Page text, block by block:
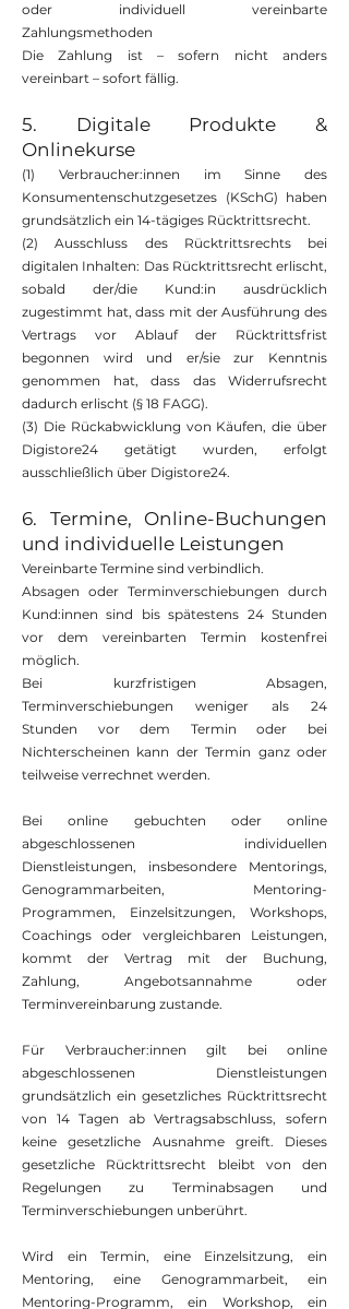
oder individuell vereinbarte
Zahlungsmethoden
Die Zahlung ist – sofern nicht anders
vereinbart – sofort fällig.
5. Digitale Produkte &
Onlinekurse
(1) Verbraucher:innen im Sinne des
Konsumentenschutzgesetzes (KSchG) haben
grundsätzlich ein 14-tägiges Rücktrittsrecht.
(2) Ausschluss des Rücktrittsrechts bei
digitalen Inhalten: Das Rücktrittsrecht erlischt,
sobald der/die Kund:in ausdrücklich
zugestimmt hat, dass mit der Ausführung des
Vertrags vor Ablauf der Rücktrittsfrist
begonnen wird und er/sie zur Kenntnis
genommen hat, dass das Widerrufsrecht
dadurch erlischt (§ 18 FAGG).
(3) Die Rückabwicklung von Käufen, die über
Digistore24 getätigt wurden, erfolgt
ausschließlich über Digistore24.
6. Termine, Online-Buchungen
und individuelle Leistungen
Vereinbarte Termine sind verbindlich.
Absagen oder Terminverschiebungen durch
Kund:innen sind bis spätestens 24 Stunden
vor dem vereinbarten Termin kostenfrei
möglich.
Bei kurzfristigen Absagen,
Terminverschiebungen weniger als 24
Stunden vor dem Termin oder bei
Nichterscheinen kann der Termin ganz oder
teilweise verrechnet werden.
Bei online gebuchten oder online
abgeschlossenen individuellen
Dienstleistungen, insbesondere Mentorings,
Genogrammarbeiten, Mentoring-
Programmen, Einzelsitzungen, Workshops,
Coachings oder vergleichbaren Leistungen,
kommt der Vertrag mit der Buchung,
Zahlung, Angebotsannahme oder
Terminvereinbarung zustande.
Für Verbraucher:innen gilt bei online
abgeschlossenen Dienstleistungen
grundsätzlich ein gesetzliches Rücktrittsrecht
von 14 Tagen ab Vertragsabschluss, sofern
keine gesetzliche Ausnahme greift. Dieses
gesetzliche Rücktrittsrecht bleibt von den
Regelungen zu Terminabsagen und
Terminverschiebungen unberührt.
Wird ein Termin, eine Einzelsitzung, ein
Mentoring, eine Genogrammarbeit, ein
Mentoring-Programm, ein Workshop, ein